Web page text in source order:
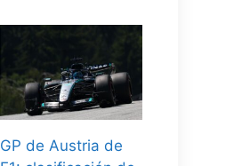
GP de Austria de